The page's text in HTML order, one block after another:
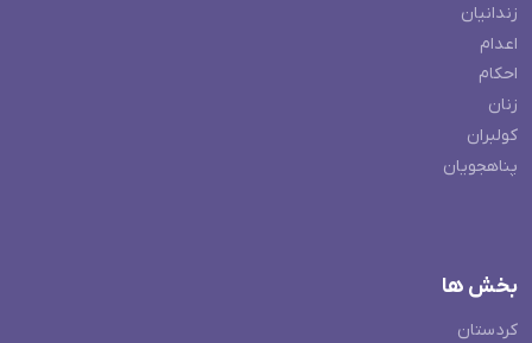
زندانیان
اعدام
احکام
زنان
کولبران
پناهجویان
بخش ها
کردستان